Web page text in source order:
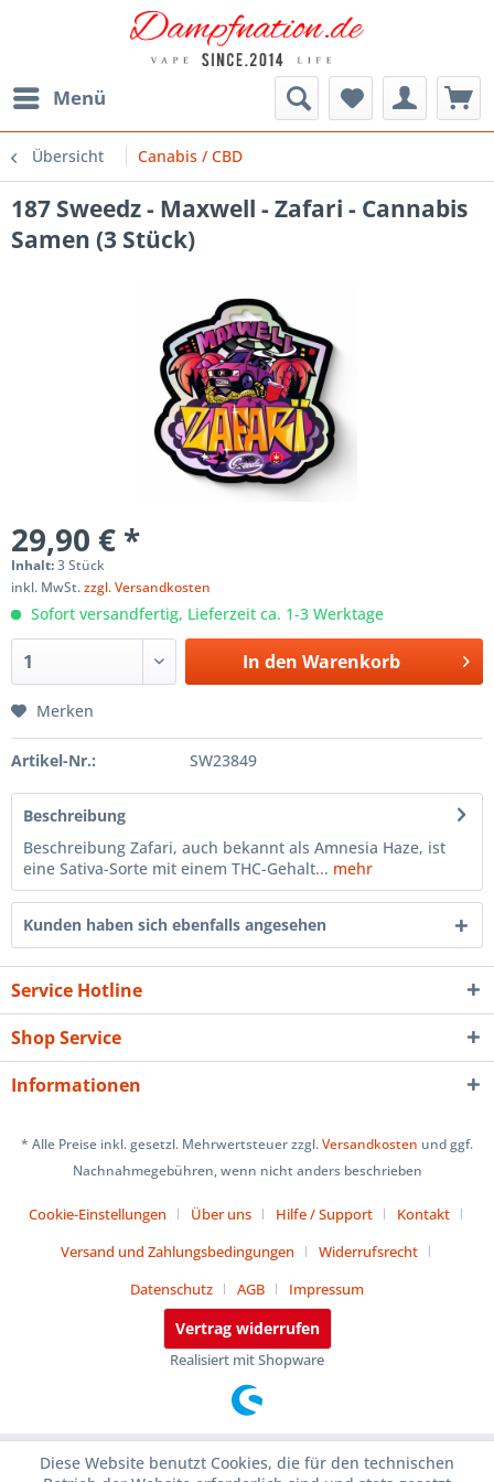
Menü
Übersicht Canabis / CBD
187 Sweedz - Maxwell - Zafari - Cannabis
Samen (3 Stück)
29,90 € *
Inhalt:3 Stück
inkl. MwSt.zzgl. Versandkosten
Sofort versandfertig, Lieferzeit ca. 1-3 Werktage
In den Warenkorb
Merken
Artikel-Nr.: SW23849
Beschreibung
Beschreibung Zafari, auch bekannt als Amnesia Haze, ist
eine Sativa-Sorte mit einem THC-Gehalt... mehr
Kunden haben sich ebenfalls angesehen
Service Hotline
Shop Service
Informationen
* Alle Preise inkl. gesetzl. Mehrwertsteuer zzgl.Versandkosten und ggf.
Nachnahmegebühren, wenn nicht anders beschrieben
Cookie-Einstellungen Über uns Hilfe / Support
Kontakt
Versand und Zahlungsbedingungen
Widerrufsrecht
Datenschutz
AGB Impressum
Vertrag widerrufen
Realisiert mit Shopware
Diese Website benutzt Cookies, die für den technischen